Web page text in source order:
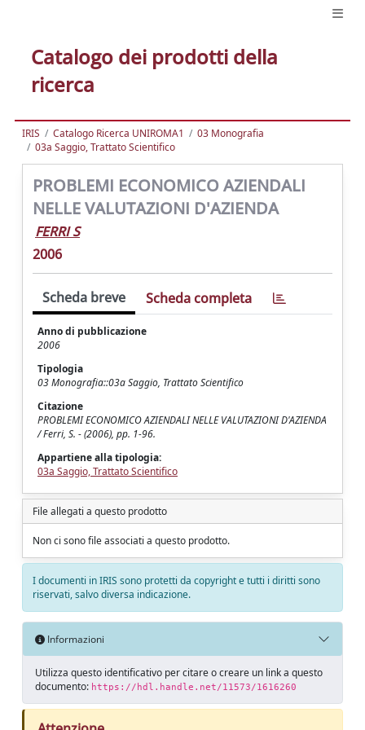
Catalogo dei prodotti della
ricerca
IRIS Catalogo Ricerca UNIROMA1
03 Monografia
03a Saggio, Trattato Scientifico
PROBLEMI ECONOMICO AZIENDALI
NELLE VALUTAZIONI D'AZIENDA
FERRI S
2006
Scheda breve Scheda completa
Anno di pubblicazione
2006
Tipologia
03 Monografia::03a Saggio, Trattato Scientifico
Citazione
PROBLEMI ECONOMICO AZIENDALI NELLE VALUTAZIONI D'AZIENDA
/ Ferri, S. - (2006), pp. 1-96.
Appartiene alla tipologia:
03a Saggio, Trattato Scientifico
File allegati a questo prodotto
Non ci sono file associati a questo prodotto.
I documenti in IRIS sono protetti da copyright e tutti i diritti sono
riservati, salvo diversa indicazione.
Informazioni
Utilizza questo identificativo per citare o creare un link a questo
documento: https://hdl.handle.net/11573/1616260